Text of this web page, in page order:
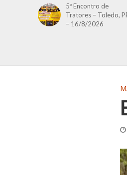
5º Encontro de
Tratores – Toledo,
– 16/8/2026